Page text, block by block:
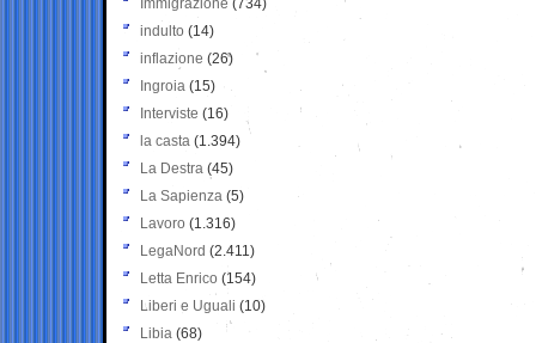
Immigrazione (734)
indulto (14)
inflazione (26)
Ingroia (15)
Interviste (16)
la casta (1.394)
La Destra (45)
La Sapienza (5)
Lavoro (1.316)
LegaNord (2.411)
Letta Enrico (154)
Liberi e Uguali (10)
Libia (68)